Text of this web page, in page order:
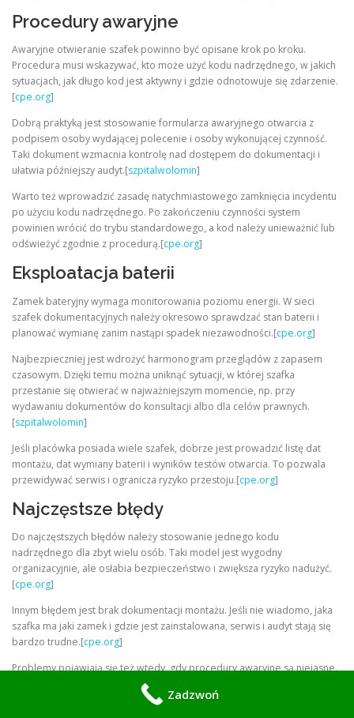
Procedury awaryjne
Awaryjne otwieranie szafek powinno być opisane krok po kroku.
Procedura musi wskazywać, kto może użyć kodu nadrzędnego, w jakich
sytuacjach, jak długo kod jest aktywny i gdzie odnotowuje się zdarzenie.
[cpe.org]
Dobrą praktyką jest stosowanie formularza awaryjnego otwarcia z
podpisem osoby wydającej polecenie i osoby wykonującej czynność.
Taki dokument wzmacnia kontrolę nad dostępem do dokumentacji i
ułatwia późniejszy audyt.[szpitalwolomin]
Warto też wprowadzić zasadę natychmiastowego zamknięcia incydentu
po użyciu kodu nadrzędnego. Po zakończeniu czynności system
powinien wrócić do trybu standardowego, a kod należy unieważnić lub
odświeżyć zgodnie z procedurą.[cpe.org]
Eksploatacja baterii
Zamek bateryjny wymaga monitorowania poziomu energii. W sieci
szafek dokumentacyjnych należy okresowo sprawdzać stan baterii i
planować wymianę zanim nastąpi spadek niezawodności.[cpe.org]
Najbezpieczniej jest wdrożyć harmonogram przeglądów z zapasem
czasowym. Dzięki temu można uniknąć sytuacji, w której szafka
przestanie się otwierać w najważniejszym momencie, np. przy
wydawaniu dokumentów do konsultacji albo dla celów prawnych.
[szpitalwolomin]
Jeśli placówka posiada wiele szafek, dobrze jest prowadzić listę dat
montażu, dat wymiany baterii i wyników testów otwarcia. To pozwala
przewidywać serwis i ogranicza ryzyko przestoju.[cpe.org]
Najczęstsze błędy
Do najczęstszych błędów należy stosowanie jednego kodu
nadrzędnego dla zbyt wielu osób. Taki model jest wygodny
organizacyjnie, ale osłabia bezpieczeństwo i zwiększa ryzyko nadużyć.
[cpe.org]
Innym błędem jest brak dokumentacji montażu. Jeśli nie wiadomo, jaka
szafka ma jaki zamek i gdzie jest zainstalowana, serwis i audyt stają się
bardzo trudne.[cpe.org]
Problemy pojawiają się też wtedy, gdy procedury awaryjne są niejasne.
Jeżeli personel nie wie, kiedy wolno użyć kodu nadrzędnego, system
formalnie istnieje, ale praktycznie nie chroni danych.[
Zadzwoń